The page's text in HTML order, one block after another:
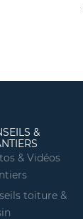
&
& Vidéos
toiture &